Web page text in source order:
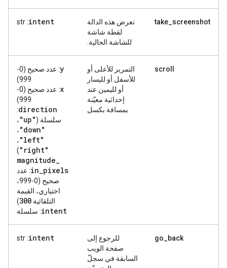
take_screenshot
تعرض هذه الدالة
لقطة شاشة
للشاشة الحالية.
intent
: str
scroll
التمرير للأعلى أو
للأسفل أو لليسار
أو لليمين عند
إحداثية معيّنة
بمسافة بكسل
y
: عدد صحيح (0-
999)
x
: عدد صحيح (0-
999)
direction
:
سلسلة ("up"،
"down"،
"left"،
"right"
)
magnitude_
in_pixels
: عدد
صحيح (0-999،
اختياري، القيمة
التلقائية 300
)
intent: سلسلة
go_back
للرجوع إلى
صفحة الويب
السابقة في سجلّ
intent
: str